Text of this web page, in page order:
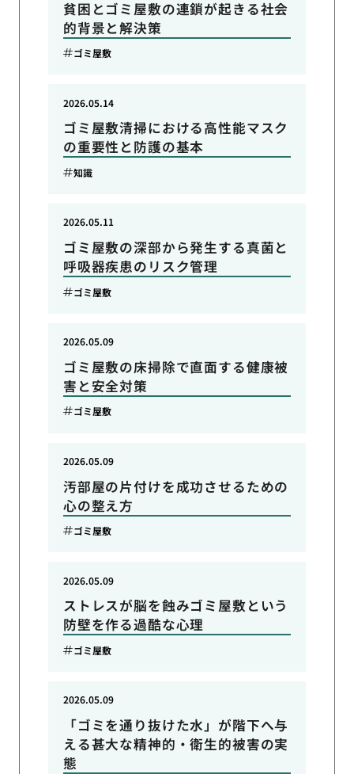
貧困とゴミ屋敷の連鎖が起きる社会
的背景と解決策
ゴミ屋敷
ゴミ屋敷清掃における高性能マスク
の重要性と防護の基本
2026.05.14
知識
ゴミ屋敷の深部から発生する真菌と
呼吸器疾患のリスク管理
2026.05.11
ゴミ屋敷
ゴミ屋敷の床掃除で直面する健康被
害と安全対策
2026.05.09
ゴミ屋敷
汚部屋の片付けを成功させるための
心の整え方
2026.05.09
ゴミ屋敷
ストレスが脳を蝕みゴミ屋敷という
防壁を作る過酷な心理
2026.05.09
ゴミ屋敷
「ゴミを通り抜けた水」が階下へ与
える甚大な精神的・衛生的被害の実
態
2026.05.09